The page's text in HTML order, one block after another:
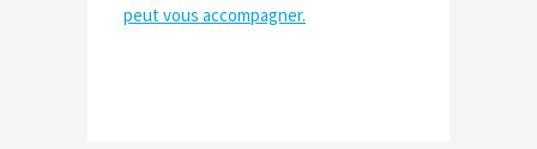
peut vous accompagner.